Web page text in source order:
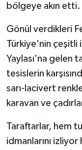
bölgeye akın etti.
Gönül verdikleri
Türkiye'nin çeşitli
Yaylası'na gelen
tesislerin
sarı-lacivert
karavan ve
Taraftarlar, hem
idmanlarını izliyor